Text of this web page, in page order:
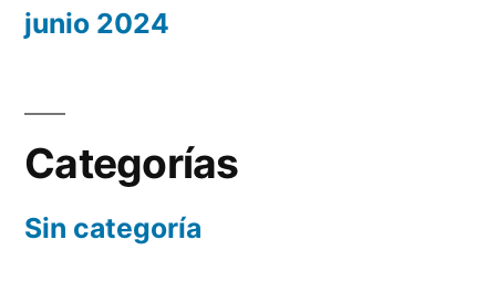
junio 2024
Categorías
Sin categoría